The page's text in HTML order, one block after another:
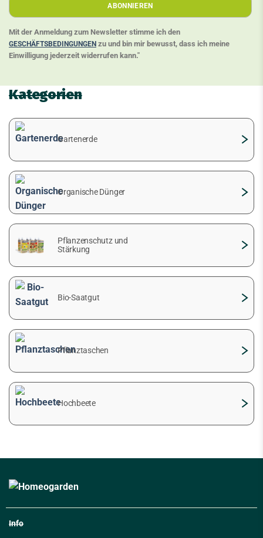
Mit der Anmeldung zum Newsletter stimme ich den
GESCHÄFTSBEDINGUNGEN zu und bin mir bewusst, dass ich meine
Einwilligung jederzeit widerrufen kann."
Kategorien
Gartenerde
Organische Dünger
Pflanzenschutz und
Stärkung
Bio-Saatgut
Pflanztaschen
Hochbeete
Info